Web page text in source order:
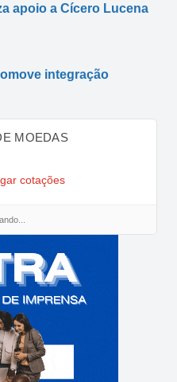
apoio a Cícero Lucena
integração
MOEDAS
cotações